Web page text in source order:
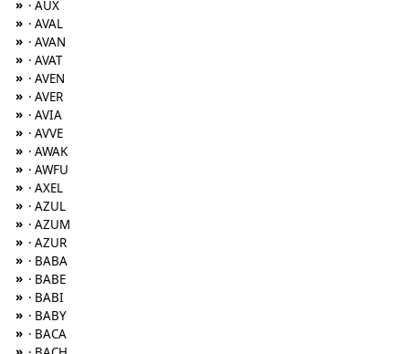
» · AUX
» · AVAL
» · AVAN
» · AVAT
» · AVEN
» · AVER
» · AVIA
» · AVVE
» · AWAK
» · AWFU
» · AXEL
» · AZUL
» · AZUM
» · AZUR
» · BABA
» · BABE
» · BABI
» · BABY
» · BACA